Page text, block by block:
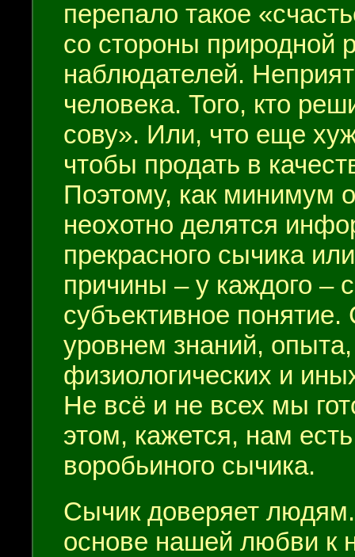
перепало такое
со стороны природной
наблюдателей.
человека. Того, кто
сову». Или, что еще
чтобы продать в
Поэтому, как минимум
неохотно делятся
прекрасного сычика
причины – у каждого –
субъективное
уровнем знаний,
физиологических и
Не всё и не всех мы
этом, кажется, нам
воробьиного сычика.
Сычик доверяет
основе нашей любви к